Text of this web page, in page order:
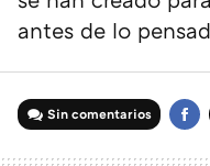
antes de lo
Sin comentarios